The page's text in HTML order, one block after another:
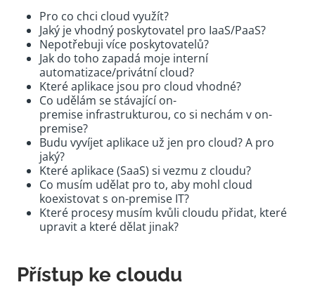
Pro co chci cloud využít?
Jaký je vhodný poskytovatel pro IaaS/PaaS?
Nepotřebuji více poskytovatelů?
Jak do toho zapadá moje interní
automatizace/privátní cloud?
Které aplikace jsou pro cloud vhodné?
Co udělám se stávající on-
premise infrastrukturou, co si nechám v on-
premise?
Budu vyvíjet aplikace už jen pro cloud? A pro
jaký?
Které aplikace (SaaS) si vezmu z cloudu?
Co musím udělat pro to, aby mohl cloud
koexistovat s on-premise IT?
Které procesy musím kvůli cloudu přidat, které
upravit a které dělat jinak?
Přístup ke cloudu